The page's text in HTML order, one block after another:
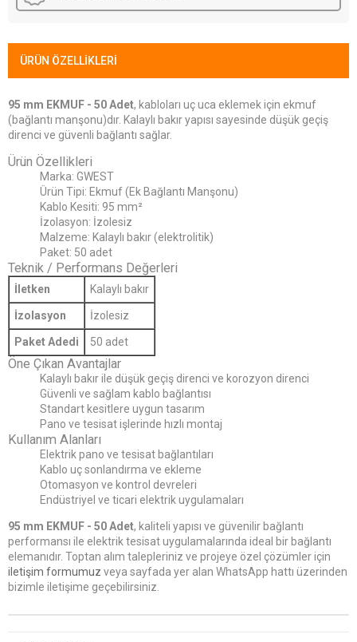
ÜRÜN ÖZELLIKLERI
95 mm EKMUF - 50 Adet, kabloları uç uca eklemek için ekmuf
(bağlantı manşonu)dır. Kalaylı bakır yapısı sayesinde düşük geçiş
direnci ve güvenli bağlantı sağlar.
Ürün Özellikleri
Marka: GWEST
Ürün Tipi: Ekmuf (Ek Bağlantı Manşonu)
Kablo Kesiti: 95 mm²
İzolasyon: İzolesiz
Malzeme: Kalaylı bakır (elektrolitik)
Paket: 50 adet
Teknik / Performans Değerleri
İletken Kalaylı bakır
İzolasyon İzolesiz
Paket Adedi 50 adet
Öne Çıkan Avantajlar
Kalaylı bakır ile düşük geçiş direnci ve korozyon direnci
Güvenli ve sağlam kablo bağlantısı
Standart kesitlere uygun tasarım
Pano ve tesisat işlerinde hızlı montaj
Kullanım Alanları
Elektrik pano ve tesisat bağlantıları
Kablo uç sonlandırma ve ekleme
Otomasyon ve kontrol devreleri
Endüstriyel ve ticari elektrik uygulamaları
95 mm EKMUF - 50 Adet, kaliteli yapısı ve güvenilir bağlantı
performansı ile elektrik tesisat uygulamalarında ideal bir bağlantı
elemanıdır. Toptan alım talepleriniz ve projeye özel çözümler için
iletişim formumuz veya sayfada yer alan WhatsApp hattı üzerinden
bizimle iletişime geçebilirsiniz.